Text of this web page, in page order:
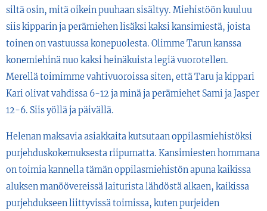
siltä osin, mitä oikein puuhaan sisältyy. Miehistöön kuuluu
siis kipparin ja perämiehen lisäksi kaksi kansimiestä, joista
toinen on vastuussa konepuolesta. Olimme Tarun kanssa
konemiehinä nuo kaksi heinäkuista legiä vuorotellen.
Merellä toimimme vahtivuoroissa siten, että Taru ja kippari
Kari olivat vahdissa 6-12 ja minä ja perämiehet Sami ja Jasper
12-6. Siis yöllä ja päivällä.
Helenan maksavia asiakkaita kutsutaan oppilasmiehistöksi
purjehduskokemuksesta riipumatta. Kansimiesten hommana
on toimia kannella tämän oppilasmiehistön apuna kaikissa
aluksen manöövereissä laiturista lähdöstä alkaen, kaikissa
purjehdukseen liittyvissä toimissa, kuten purjeiden